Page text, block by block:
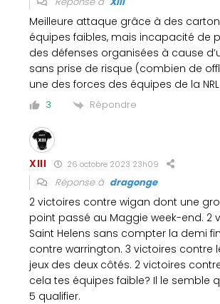
Meilleure attaque grâce à des
équipes faibles, mais incapacité de
des défenses organisées à cause
sans prise de risque (combien de
une des forces des équipes de la
3 Répondre
XIII 26 octobre 2023 23h09
Réponse à dragonge
2 victoires contre wigan dont une
point passé au Maggie week-end. 2
Saint Helens sans compter la demi
contre warrington. 3 victoires contre
jeux des deux côtés. 2 victoires contre
cela tes équipes faible? Il le semble
5 qualifier.